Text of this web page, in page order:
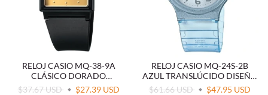
RELOJ CASIO MQ-38-9A
CLÁSICO DORADO
ULTRALIGERO
$37.67 USD $27.39 USD
RELOJ CASIO MQ-24S-2B
AZUL TRANSLÚCIDO DISEÑO
MINIMALISTA
$61.66 USD $47.95 USD